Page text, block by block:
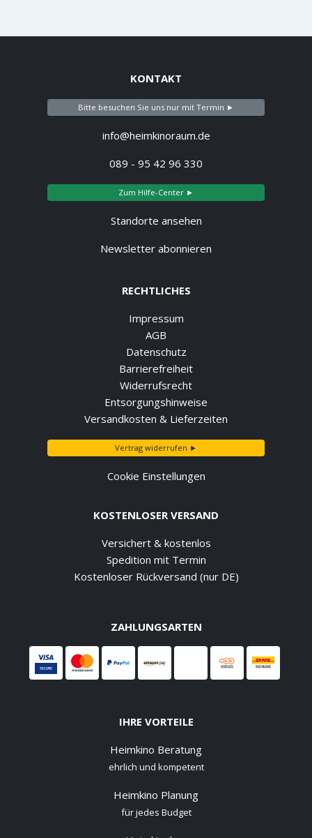
KONTAKT
Bitte besuchen Sie uns nur mit Termin ►
info@heimkinoraum.de
089 - 95 42 96 330
Zum Hilfe-Center ►
Standorte ansehen
Newsletter abonnieren
RECHTLICHES
Impressum
AGB
Datenschutz
Barrierefreiheit
Widerrufsrecht
Entsorgungshinweise
Versandkosten & Lieferzeiten
Vertrag widerrufen ►
Cookie Einstellungen
KOSTENLOSER VERSAND
Versichert & kostenlos
Spedition mit Termin
Kostenloser Rückversand (nur DE)
ZAHLUNGSARTEN
IHRE VORTEILE
Heimkino Beratung
ehrlich und kompetent
Heimkino Planung
für jedes Budget